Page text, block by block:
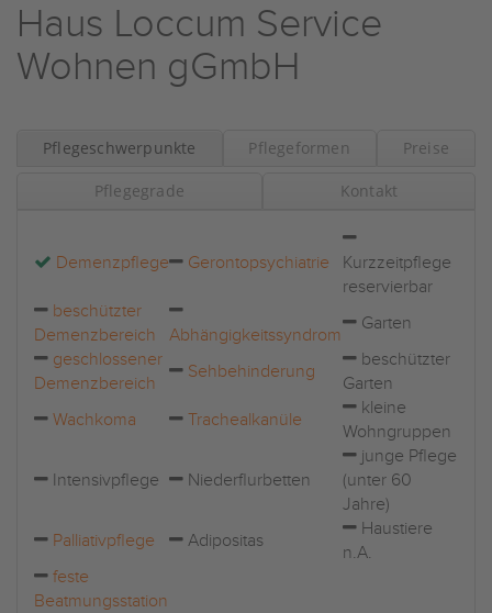
Haus Loccum Service
Wohnen gGmbH
Pflegeschwerpunkte Pflegeformen Preise
Pflegegrade Kontakt
Demenzpflege Gerontopsychiatrie
Kurzzeitpflege
reservierbar
beschützter
Demenzbereich
Abhängigkeitssyndrom
Garten
geschlossener
Demenzbereich
Sehbehinderung
beschützter
Garten
Wachkoma
Trachealkanüle
kleine
Wohngruppen
Intensivpflege Niederflurbetten
junge Pflege
(unter 60
Jahre)
Palliativpflege
Adipositas
Haustiere
n.A.
feste
Beatmungsstation